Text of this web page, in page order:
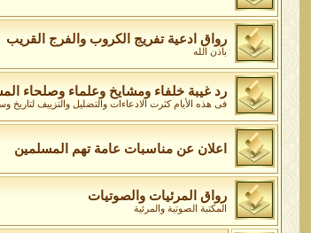
رواق ادعية تفريج الكروب والفرج القريب
باذن الله
رد غيبة خلفاء ومشايخ وعلماء وصلحاء
فى هذه الأيام كثرت الادعاءات والتضليل والتزييف
اعلان عن مناسبات عامة تهم المسلمين
رواق المرئيات والصوتيات
المكتبة الصوتية والمرئية